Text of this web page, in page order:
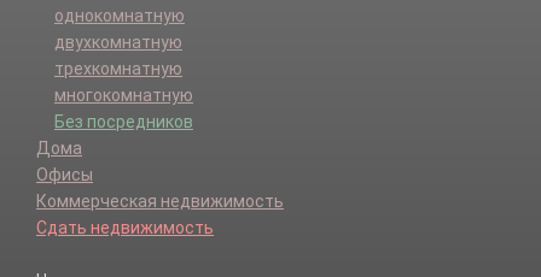
однокомнатную
двухкомнатную
трехкомнатную
многокомнатную
Без посредников
Дома
Офисы
Коммерческая недвижимость
Сдать недвижимость